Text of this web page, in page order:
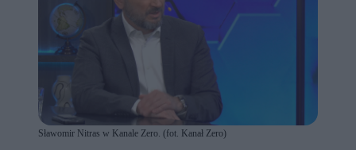
Sławomir Nitras w Kanale Zero. (fot. Kanał Zero)